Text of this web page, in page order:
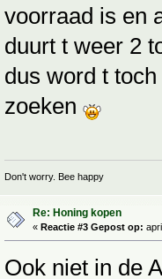
voorraad is en
duurt t weer 2
dus word t
zoeken
Don't worry. Bee happy
Re: Honing kopen
« Reactie #3 Gepost op:
Ook niet in de